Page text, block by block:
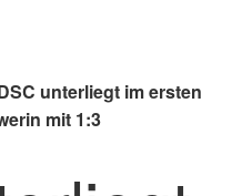
unterliegt im ersten
mit 1:3